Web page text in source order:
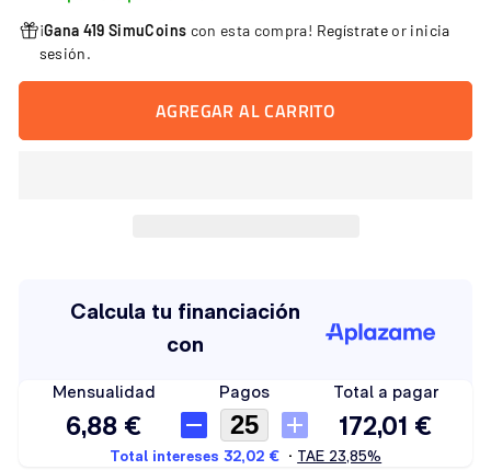
¡Gana 419 SimuCoins con esta compra! Regístrateor inicia
sesión.
AGREGAR AL CARRITO